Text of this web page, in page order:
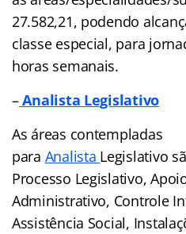
27.582,21, podendo
classe especial, para
horas semanais.
–Analista Legislativo
As áreas contempladas
para Analista Legislativo
Processo Legislativo,
Administrativo, Controle
Assistência Social,